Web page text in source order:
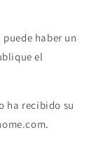
haber un
el
ha recibido su